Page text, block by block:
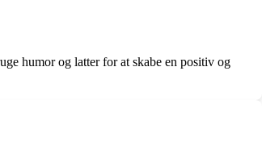
humor og latter for at skabe en positiv og